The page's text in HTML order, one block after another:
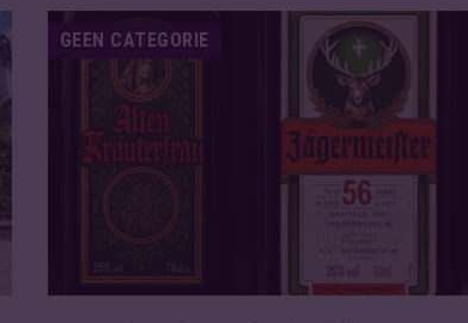
GEEN CATEGORIE